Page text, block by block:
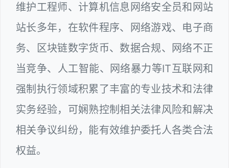
维护工程师、计算机信息网络安全员和网站
站长多年，在软件程序、网络游戏、电子商
务、区块链数字货币、数据合规、网络不正
当竞争、人工智能、网络暴力等IT互联网和
强制执行领域积累了丰富的专业技术和法律
实务经验，可娴熟控制相关法律风险和解决
相关争议纠纷，能有效维护委托人各类合法
权益。